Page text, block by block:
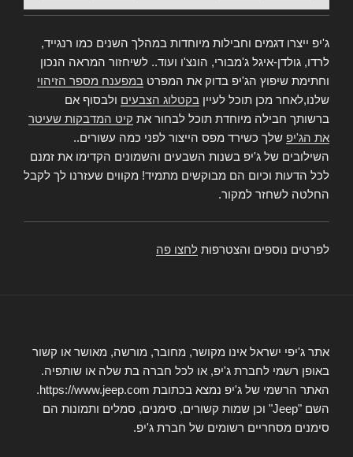
ג'יפ ייצרו דגמים וחבילות מיוחדות במהלך השנים כמו רנגייד,
לרדו, גולדן-איגל ג'מבורי, הונצ'ו ועוד.. לשיחזור המראה הנכון
וחתימת שיפוץ הג'יפ בדוק את המפרט במפענח מספר הזיהוי
שלנו,לאחר מכן תוכל לעיין בקטלוג הצבעים ולבסוף אם
ברשותך חבילה מיוחדת תוכל לבחור את קיט המדבקות שעיטר
את הג'יפ שלך כשירד מפס הייצור לפני כמה עשורים..
השילובים של ג'יפ בשנות השבעים והשמונים הקדימו את זמנם
לכל הדעות וכיום הם מבוקשים מתמיד! מקווים שעזרנו לך לקבל
החלטה לשחזר למקור.
לפרטים נוספים והצטרפות לחצו פה
אתר ג'יפי ישראל אינו מקושר, מחובר, מורשה, מאושר או קשור
באופן רשמי לחברת ג'יפ, או לכל חברה בת שלה או שותפיה.
האתר הרשמי של ג'יפ נמצא בכתובת https://www.jeep.com.
השם "Jeep" וכן שמות קשורים, סימנים, סמלים ותמונות הם
סימנים מסחריים רשומים של חברת ג'יפ.